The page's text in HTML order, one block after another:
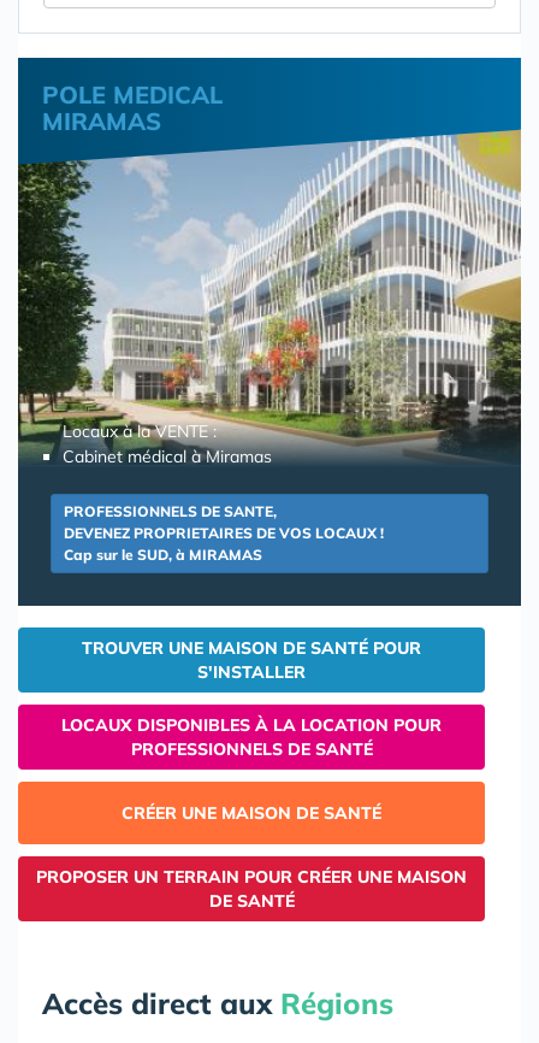
POLE MEDICAL
MIRAMAS
Locaux à la VENTE :
Cabinet médical à Miramas
PROFESSIONNELS DE SANTE,
DEVENEZ PROPRIETAIRES DE VOS LOCAUX !
Cap sur le SUD, à MIRAMAS
TROUVER UNE MAISON DE SANTÉ POUR
S'INSTALLER
LOCAUX DISPONIBLES À LA LOCATION POUR
PROFESSIONNELS DE SANTÉ
CRÉER UNE MAISON DE SANTÉ
PROPOSER UN TERRAIN POUR CRÉER UNE MAISON
DE SANTÉ
Accès direct aux Régions